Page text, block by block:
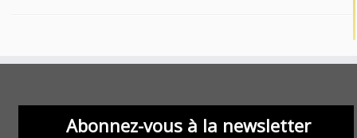
Abonnez-vous à la newsletter